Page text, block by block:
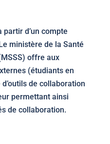
d’un compte
ministère de la Santé
offre aux
(étudiants en
de collaboration
permettant ainsi
de collaboration.